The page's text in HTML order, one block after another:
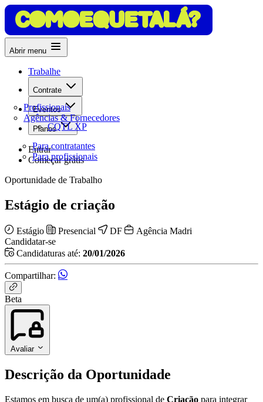
Abrir menu
Trabalhe
Contrate
Profissionais
Agências & Fornecedores
Eventos
CQTL XP
Planos
Para contratantes
Para profissionais
Entrar
Começar grátis
Oportunidade de Trabalho
Estágio de criação
Estágio Presencial DF
Agência Madri
Candidatar-se
Candidaturas até: 20/01/2026
Compartilhar:
Beta
Avaliar
Descrição da Oportunidade
Estamos em busca de um(a) profissional de Criação para integrar